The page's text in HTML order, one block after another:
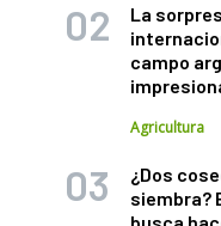
La
campo
Agricultura
¿Dos
siembra?